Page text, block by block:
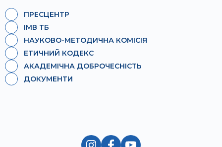
ПРЕСЦЕНТР
ІМВ ТБ
НАУКОВО-МЕТОДИЧНА КОМІСІЯ
ЕТИЧНИЙ КОДЕКС
АКАДЕМІЧНА ДОБРОЧЕСНІСТЬ
ДОКУМЕНТИ